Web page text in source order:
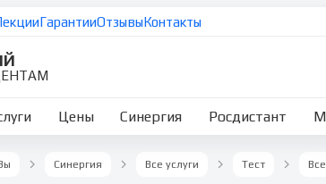
ГарантииОтзывыКонтакты
Цены Синергия Росдистант
Синергия Все услуги Тест